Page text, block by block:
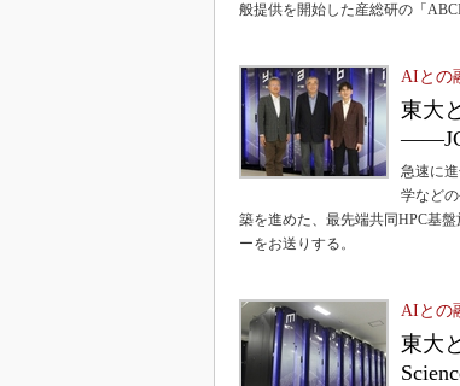
般提供を開始した産総研の「
AIとの
東大
急速に
学など
築を進めた、最先端共同HPC基
ーをお送りする。
AIとの
東大